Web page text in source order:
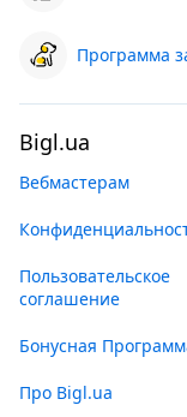
Программа
Bigl.ua
Вебмастерам
Пользовательское
соглашение
Бонусная
Про Bigl.ua